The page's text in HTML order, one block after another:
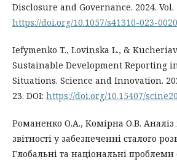
Disclosure and Governance. 2024. Vol.
https://doi.org/10.1057/s41310-023-
Iefymenko T., Lovinska L., &
Sustainable Development Reporting
Situations. Science and Innovation.
23. DOI: https://doi.org/10.15407/
Романенко О.А., Комірна О.В. Аналіз
звітності у забезпеченні сталого
Глобальні та національні проблеми